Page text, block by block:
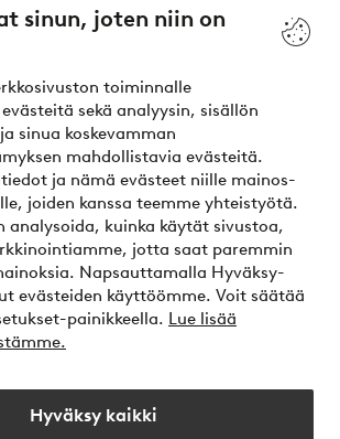
sinun, joten niin on
toiminnalle
sekä analyysin, sisällön
sinua koskevamman
mahdollistavia evästeitä.
ja nämä evästeet niille mainos-
joiden kanssa teemme yhteistyötä.
analysoida, kuinka käytät sivustoa,
jotta saat paremmin
Napsauttamalla Hyväksy-
evästeiden käyttöömme. Voit säätää
painikkeella. Lue lisää
Hyväksy kaikki
maksut – maksa nyt tai erissä
lisää maksuvaihtoehdoistamme?
elpy